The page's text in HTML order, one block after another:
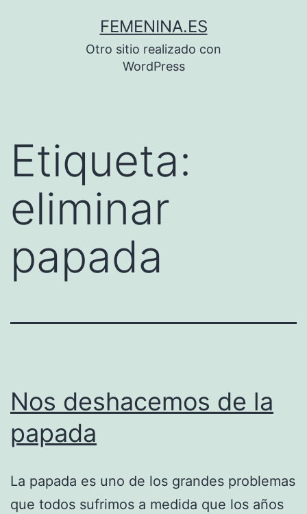
FEMENINA.ES
Otro sitio realizado con
WordPress
Etiqueta:
eliminar
papada
Nos deshacemos de la
papada
La papada es uno de los grandes problemas
que todos sufrimos a medida que los años